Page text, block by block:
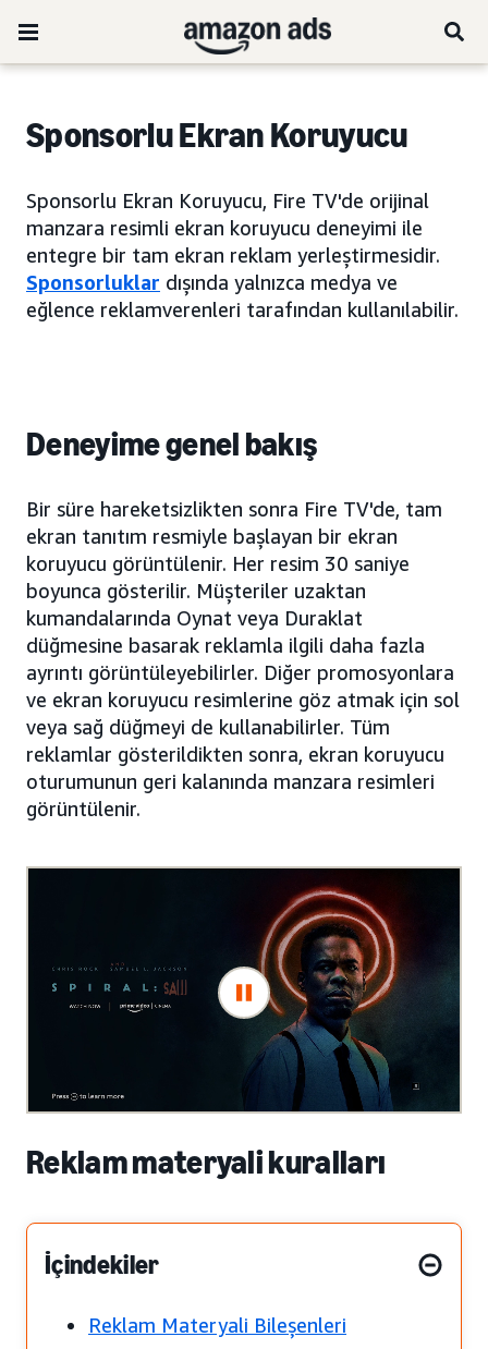
SponsorluEkran Koruyucu
Sponsorlu Ekran Koruyucu, Fire TV'de orijinal
manzara resimli ekran koruyucu deneyimi ile
entegre bir tam ekran reklam yerleştirmesidir.
Sponsorluklar dışında yalnızca medya ve
eğlence reklamverenleri tarafından kullanılabilir.
Deneyime genel bakış
Bir süre hareketsizlikten sonra Fire TV'de, tam
ekran tanıtım resmiyle başlayan bir ekran
koruyucu görüntülenir. Her resim 30 saniye
boyunca gösterilir. Müşteriler uzaktan
kumandalarında Oynat veya Duraklat
düğmesine basarak reklamla ilgili daha fazla
ayrıntı görüntüleyebilirler. Diğer promosyonlara
ve ekran koruyucu resimlerine göz atmak için sol
veya sağ düğmeyi de kullanabilirler. Tüm
reklamlar gösterildikten sonra, ekran koruyucu
oturumunun geri kalanında manzara resimleri
görüntülenir.
Reklam materyali kuralları
İçindekiler
Reklam Materyali Bileşenleri